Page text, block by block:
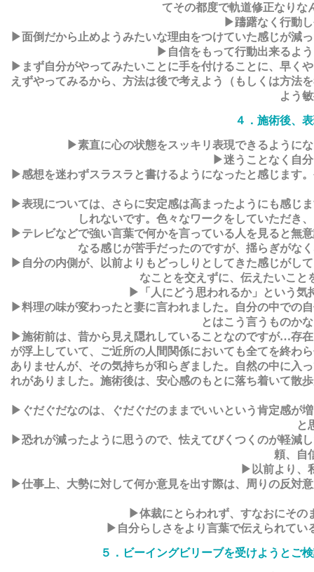
てその都度で軌道修正なりな
▶躊躇なく行動
▶面倒だから止めようみたいな理由をつけていた感じが減
▶自信をもって行動出来るよ
▶まず自分がやってみたいことに手を付けることに、早く
えずやってみるから、方法は後で考えよう（もしくは方法
よう
４．施術後、
▶素直に心の状態をスッキリ表現できるように
▶迷うことなく自
▶感想を迷わずスラスラと書けるようになったと感じます
▶表現については、さらに安定感は高まったようにも感じ
しれないです。色々なワークをしていただき
▶テレビなどで強い言葉で何かを言っている人を見ると無
なる感じが苦手だったのですが、揺らぎがな
▶自分の内側が、以前よりもどっしりとしてきた感じがし
なことを交えずに、伝えたいこと
▶「人にどう思われるか」という気
▶料理の味が変わったと妻に言われました。自分の中での
とはこう言うものか
▶施術前は、昔から見え隠れしていることなのですが…存
が浮上していて、ご近所の人間関係においても全てを終わ
ありませんが、その気持ちが和らぎました。自然の中に入
れがありました。施術後は、安心感のもとに落ち着いて散
▶ぐだぐだなのは、ぐだぐだのままでいいという肯定感が
と
▶恐れが減ったように思うので、怯えてびくつくのが軽減
頼、自
▶以前より、
▶仕事上、大勢に対して何か意見を出す際は、周りの反対
▶体裁にとらわれず、すなおにその
▶自分らしさをより言葉で伝えられてい
５．ビーイングビリーブを受けようとご